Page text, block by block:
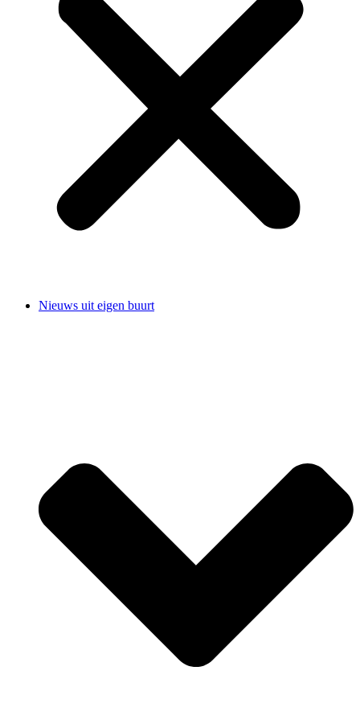
Nieuws uit eigen buurt